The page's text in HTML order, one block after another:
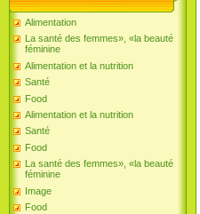
Alimentation
La santé des femmes», «la beauté
féminine
Alimentation et la nutrition
Santé
Food
Alimentation et la nutrition
Santé
Food
La santé des femmes», «la beauté
féminine
Image
Food